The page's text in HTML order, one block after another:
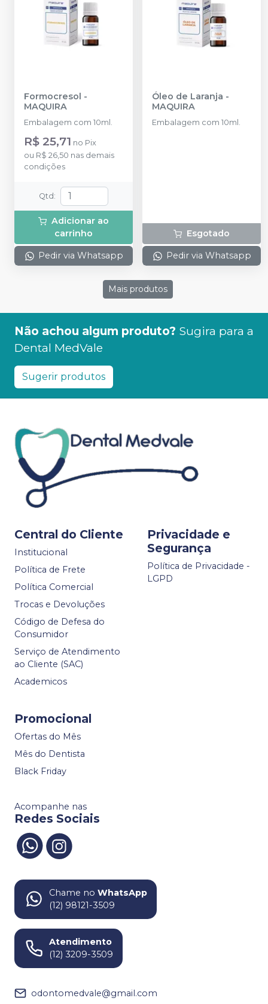
Formocresol -
MAQUIRA
Embalagem com 10ml.
R$ 25,71 no Pix
ou R$ 26,50 nas demais
condições
Qtd :
Adicionar ao
carrinho
Pedir via Whatsapp
Óleo de Laranja -
MAQUIRA
Embalagem com 10ml.
Esgotado
Pedir via Whatsapp
Mais produtos
Não achou algum produto? Sugira para a
Dental MedVale
Sugerir produtos
Central do Cliente
Institucional
Política de Frete
Política Comercial
Trocas e Devoluções
Código de Defesa do
Consumidor
Serviço de Atendimento
ao Cliente (SAC)
Academicos
Privacidade e
Segurança
Política de Privacidade -
LGPD
Promocional
Ofertas do Mês
Mês do Dentista
Black Friday
Acompanhe nas
Redes Sociais
Chame no WhatsApp
(12) 98121-3509
Atendimento
(12) 3209-3509
odontomedvale@gmail.com